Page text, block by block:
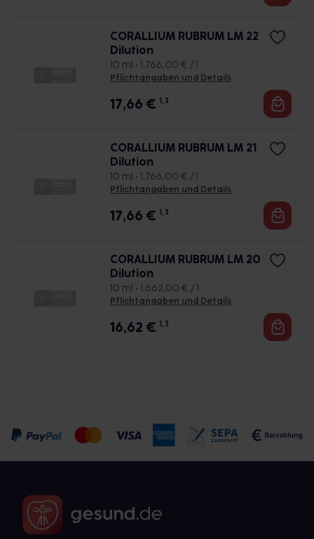
CORALLIUM RUBRUM LM 22
Dilution
10 ml • 1.766,00 € / l
Pflichtangaben und Details
17,66 € 1, 3
CORALLIUM RUBRUM LM 21
Dilution
10 ml • 1.766,00 € / l
Pflichtangaben und Details
17,66 € 1, 3
CORALLIUM RUBRUM LM 20
Dilution
10 ml • 1.662,00 € / l
Pflichtangaben und Details
16,62 € 1, 3